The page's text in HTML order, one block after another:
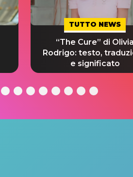
TUTTO NEWS
“The Cure” di Olivia
Rodrigo: testo,
e significato